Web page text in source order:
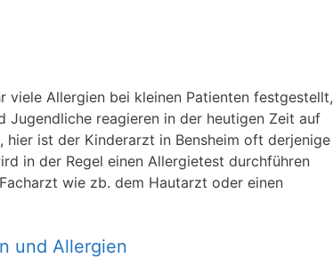
viele Allergien bei kleinen Patienten festgestellt,
reagieren in der heutigen Zeit auf
ist der Kinderarzt in Bensheim oft derjenige
in der Regel einen Allergietest durchführen
wie zb. dem Hautarzt oder einen
und Allergien